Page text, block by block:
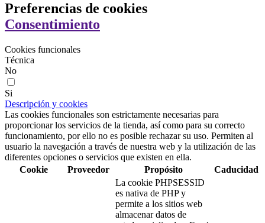
Preferencias de cookies
Consentimiento
Cookies funcionales
Técnica
No
Si
Descripción y cookies
Las cookies funcionales son estrictamente necesarias para
proporcionar los servicios de la tienda, así como para su correcto
funcionamiento, por ello no es posible rechazar su uso. Permiten al
usuario la navegación a través de nuestra web y la utilización de las
diferentes opciones o servicios que existen en ella.
Cookie
Proveedor Propósito Caducidad
La cookie PHPSESSID
es nativa de PHP y
permite a los sitios web
almacenar datos de